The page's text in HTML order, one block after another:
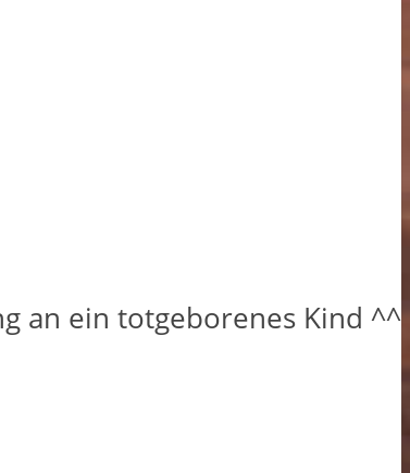
an ein totgeborenes Kind ^^